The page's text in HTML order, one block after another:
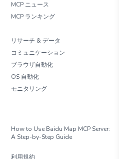
MCP ニュース
MCP ランキング
リサーチ & データ
コミュニケーション
ブラウザ自動化
OS 自動化
モニタリング
How to Use Baidu Map MCP Server:
A Step-by-Step Guide
利用規約